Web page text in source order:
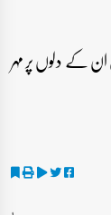
کے دلوں پر مہر